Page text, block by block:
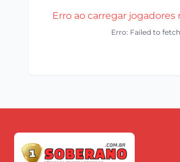
Erro ao carregar jogadores
Erro: Failed to fetch